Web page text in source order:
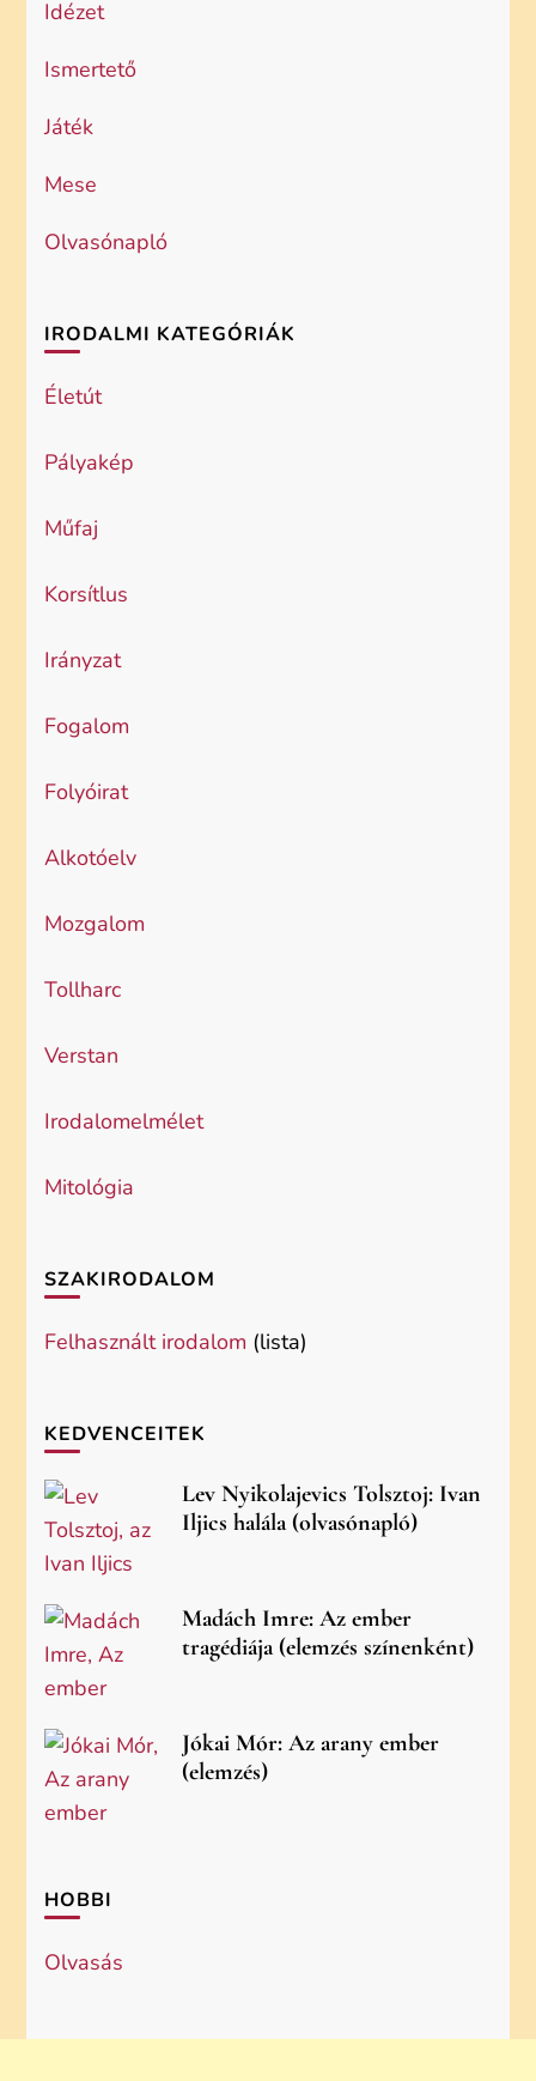
Idézet
Ismertető
Játék
Mese
Olvasónapló
IRODALMI KATEGÓRIÁK
Életút
Pályakép
Műfaj
Korsítlus
Irányzat
Fogalom
Folyóirat
Alkotóelv
Mozgalom
Tollharc
Verstan
Irodalomelmélet
Mitológia
SZAKIRODALOM
Felhasznált irodalom (lista)
KEDVENCEITEK
Lev Nyikolajevics Tolsztoj: Ivan
Iljics halála (olvasónapló)
Madách Imre: Az ember
tragédiája (elemzés színenként)
Jókai Mór: Az arany ember
(elemzés)
HOBBI
Olvasás